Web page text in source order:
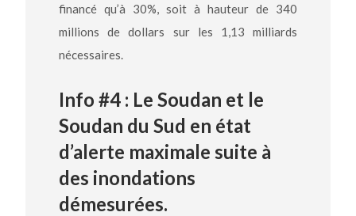
financé qu’à 30%, soit à hauteur de 340
millions de dollars sur les 1,13 milliards
nécessaires.
Info #4 : Le Soudan et le
Soudan du Sud en état
d’alerte maximale suite à
des inondations
démesurées.